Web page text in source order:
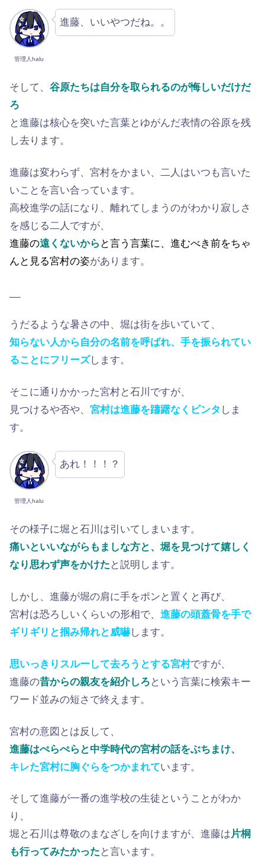
管理人halu
進藤、いいやつだね。。
そして、 谷原たちは自分を取られるのが悔しいだけだ
ろ
と進藤は核心を突いた言葉とゆがんだ表情の谷原を残
し去ります。
進藤は変わらず、宮村をかまい、二人はいつも言いた
いことを言い合っています。
高校進学の話になり、離れてしまうのがわかり寂しさ
を感じる二人ですが、
進藤の遠くないから と言う言葉に、進むべき前をちゃ
んと見る宮村の姿があります。
うだるような暑さの中、堀は街を歩いていて、
知らない人から自分の名前を呼ばれ、手を振られてい
ることにフリーズします。
そこに通りかかった宮村と石川ですが、
見つけるや否や、 宮村は進藤を躊躇なくビンタ しま
す。
管理人halu
あれ！！！？
その様子に堀と石川は引いてしまいます。
痛いといいながらもましな方と、堀を見つけて嬉しく
なり思わず声をかけた と説明します。
しかし、進藤が堀の肩に手をポンと置くと再び、
宮村は恐ろしいくらいの形相で、 進藤の頭蓋骨を手で
ギリギリと掴み帰れと威嚇します。
思いっきりスルーして去ろうとする宮村ですが、
進藤の昔からの親友を紹介しろ という言葉に検索キー
ワード並みの短さで終えます。
宮村の意図とは反して、
進藤はぺらぺらと中学時代の宮村の話をぶちまけ、
キレた宮村に胸ぐらをつかまれています。
そして進藤が一番の進学校の生徒ということがわか
り、
堀と石川は尊敬のまなざしを向けますが、進藤は片桐
も行ってみたかった と言います。